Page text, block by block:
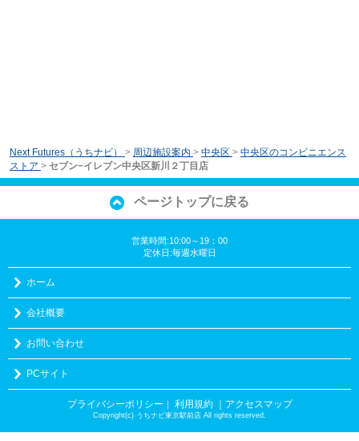
Next Futures（うちナビ） > 周辺施設案内 > 中央区 > 中央区のコンビニエンス
ストア > セブン−イレブン中央区新川２丁目店
ページトップに戻る
営業時間:10:00～19：00
定休日:毎週水曜日
ホーム
会社概要
お問い合わせ
PCサイト
プライバシーポリシー ｜ 利用規約 ｜アクセスマップ
Copyright(c) うちナビ東京駅前店 All rights reserved.